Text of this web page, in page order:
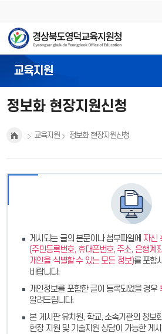
교육지원
교육지원 정보화 현장지원신청
정보화 현장지원신청
게시되는 글의 본문이나 첨부파일에 자신
(주민등록번호, 휴대폰번호, 주소, 은행계
개인을 식별할 수 있는 모든 정보)를 포함
바랍니다.
개인정보를 포함한 글이 등록되었을 경우
알려드립니다.
본 게시판 유치원, 학교, 소속기관의 정보
현장 지원 및 기술지원 상담이 가능한 게